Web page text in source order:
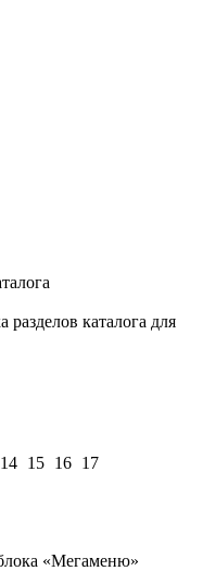
каталога для
14 15 16 17
«Мегаменю»